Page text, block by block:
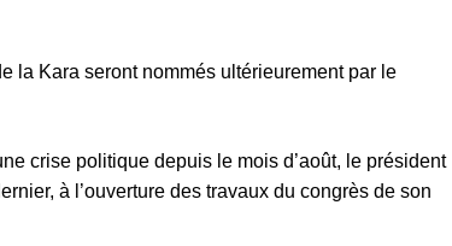
la Kara seront nommés ultérieurement par le
crise politique depuis le mois d’août, le président
à l’ouverture des travaux du congrès de son